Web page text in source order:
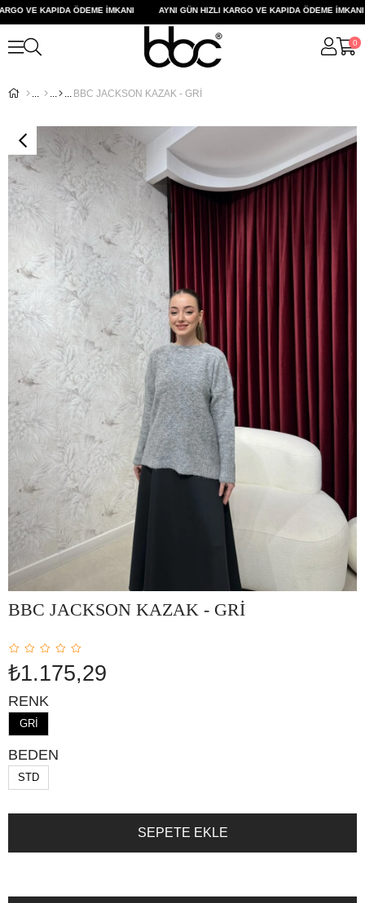
VE KAPIDA ÖDEME İMKANI AYNI GÜN HIZLI KARGO VE KAPIDA ÖDEME İMKANI
0
BBC JACKSON KAZAK - GRİ
BBC JACKSON KAZAK - GRİ
₺1.175,29
RENK
GRİ
BEDEN
STD